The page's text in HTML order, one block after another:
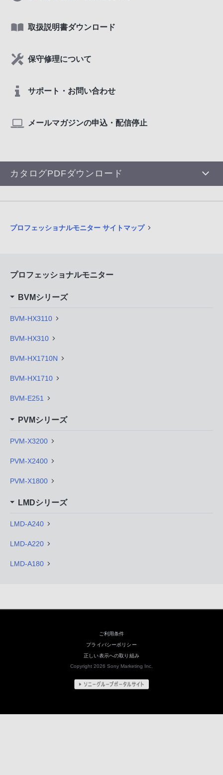
取扱説明書ダウンロード
保守修理について
サポート・お問い合わせ
メールマガジンの申込・配信停止
カタログPDFダウンロード
プロフェッショナルモニター サイトマップ
プロフェッショナルモニター
BVMシリーズ
BVM-HX3110
BVM-HX310
BVM-HX1710N
BVM-HX1710
BVM-E251
PVMシリーズ
PVM-X3200
PVM-X2400
PVM-X1800
LMDシリーズ
LMD-A240
LMD-A220
LMD-A180
ご利用条件
プライバシーポリシー
正しい表示への取り組み
Copyright 2026 Sony Marketing Inc.